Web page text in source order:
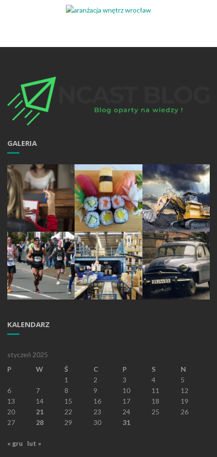
GALERIA
KALENDARZ
styczeń 2025
P
W Ś C P S
N
1
2 3 4
5
6
7 8 9 10 11
12
13
14 15 16 17 18
19
20
21 22 23 24 25
26
27
28 29 30 31
« gru lut »